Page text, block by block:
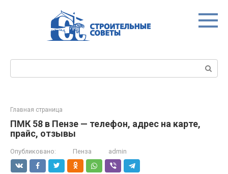
Главная страница
ПМК 58 в Пензе — телефон, адрес на карте,
прайс, отзывы
Опубликовано: Пенза admin